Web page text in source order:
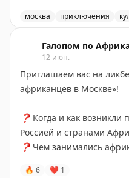
москва приключения
Галопом по
12 июн.
Приглашаем вас на
африканцев в Москве»!
❓ Когда и как возникли
Россией и странами
❓ Чем занимались
🔥 6 ❤ 1